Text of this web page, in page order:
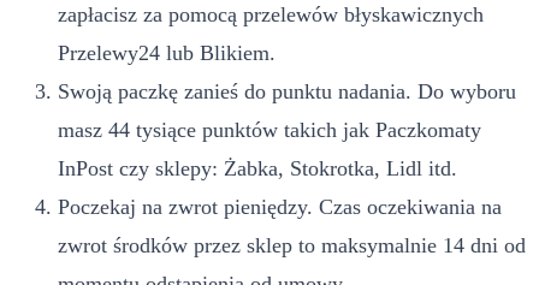
zapłacisz za pomocą przelewów błyskawicznych
Przelewy24 lub Blikiem.
Swoją paczkę zanieś do punktu nadania. Do wyboru
masz 44 tysiące punktów takich jak Paczkomaty
InPost czy sklepy: Żabka, Stokrotka, Lidl itd.
Poczekaj na zwrot pieniędzy. Czas oczekiwania na
zwrot środków przez sklep to maksymalnie 14 dni od